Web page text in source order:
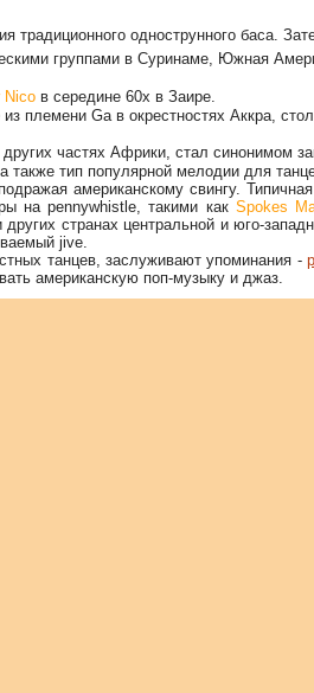
традиционного однострунного баса.
группами в Суринаме, Южная
Nico в середине 60х в Заире.
племени Ga в окрестностях Аккра,
частях Африки, стал синонимом
тип популярной мелодии для
американскому свингу.
на pennywhistle, такими как Spokes
странах центральной и юго-
jive.
танцев, заслуживают упоминания -
американскую поп-музыку и джаз.